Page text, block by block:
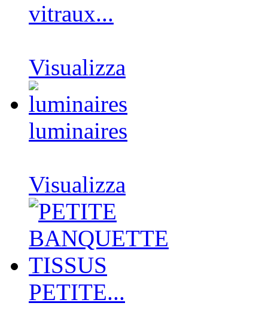
vitraux...
Visualizza
luminaires
Visualizza
PETITE...